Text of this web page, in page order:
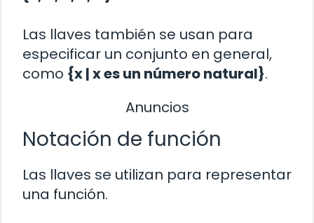
Las llaves también se usan para
especificar un conjunto en general,
como {x | x es un número natural}.
Anuncios
Notación de función
Las llaves se utilizan para representar
una función.